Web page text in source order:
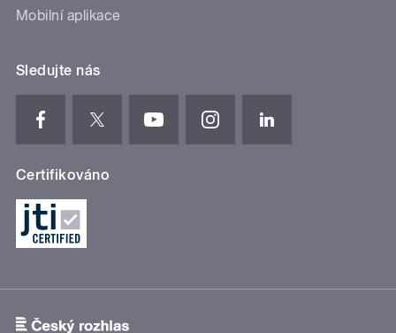
Mobilní aplikace
Sledujte nás
Certifikováno